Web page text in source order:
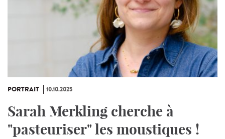
PORTRAIT 10.10.2025
Sarah Merkling cherche à
"pasteuriser" les moustiques !